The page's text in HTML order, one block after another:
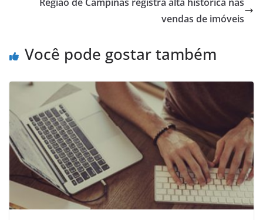
vendas de imóveis
Você pode gostar também